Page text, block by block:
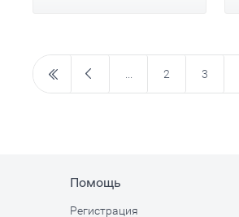
2 3
Помощь
Регистрация